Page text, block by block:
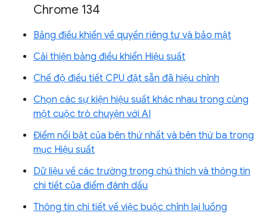
Chrome 134
Bảng điều khiển về quyền riêng tư và bảo mật
Cải thiện bảng điều khiển Hiệu suất
Chế độ điều tiết CPU đặt sẵn đã hiệu chỉnh
Chọn các sự kiện hiệu suất khác nhau trong cùng
một cuộc trò chuyện với AI
Điểm nổi bật của bên thứ nhất và bên thứ ba trong
mục Hiệu suất
Dữ liệu về các trường trong chú thích và thông tin
chi tiết của điểm đánh dấu
Thông tin chi tiết về việc buộc chỉnh lại luồng